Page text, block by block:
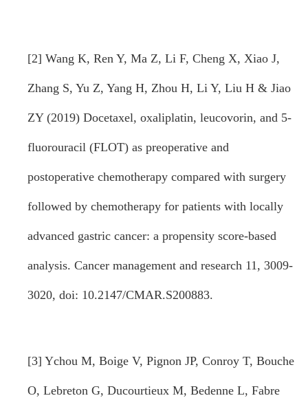
[2] Wang K, Ren Y, Ma Z, Li F, Cheng X, Xiao J,
Zhang S, Yu Z, Yang H, Zhou H, Li Y, Liu H & Jiao
ZY (2019) Docetaxel, oxaliplatin, leucovorin, and 5-
fluorouracil (FLOT) as preoperative and
postoperative chemotherapy compared with surgery
followed by chemotherapy for patients with locally
advanced gastric cancer: a propensity score-based
analysis. Cancer management and research 11, 3009-
3020, doi: 10.2147/CMAR.S200883.
[3] Ychou M, Boige V, Pignon JP, Conroy T, Bouche
O, Lebreton G, Ducourtieux M, Bedenne L, Fabre